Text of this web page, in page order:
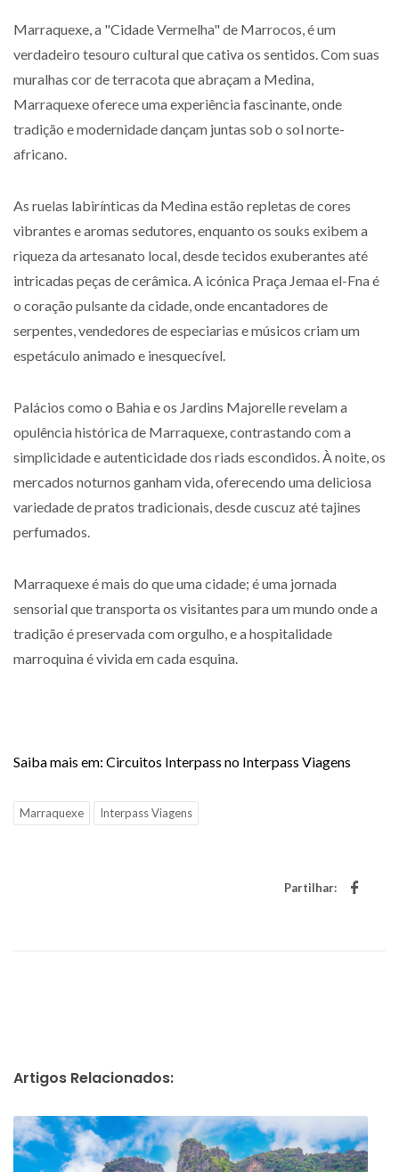
Marraquexe, a "Cidade Vermelha" de Marrocos, é um
verdadeiro tesouro cultural que cativa os sentidos. Com suas
muralhas cor de terracota que abraçam a Medina,
Marraquexe oferece uma experiência fascinante, onde
tradição e modernidade dançam juntas sob o sol norte-
africano.
As ruelas labirínticas da Medina estão repletas de cores
vibrantes e aromas sedutores, enquanto os souks exibem a
riqueza da artesanato local, desde tecidos exuberantes até
intricadas peças de cerâmica. A icónica Praça Jemaa el-Fna é
o coração pulsante da cidade, onde encantadores de
serpentes, vendedores de especiarias e músicos criam um
espetáculo animado e inesquecível.
Palácios como o Bahia e os Jardins Majorelle revelam a
opulência histórica de Marraquexe, contrastando com a
simplicidade e autenticidade dos riads escondidos. À noite, os
mercados noturnos ganham vida, oferecendo uma deliciosa
variedade de pratos tradicionais, desde cuscuz até tajines
perfumados.
Marraquexe é mais do que uma cidade; é uma jornada
sensorial que transporta os visitantes para um mundo onde a
tradição é preservada com orgulho, e a hospitalidade
marroquina é vivida em cada esquina.
Saiba mais em: Circuitos Interpass no Interpass Viagens
Marraquexe Interpass Viagens
Partilhar:
Artigos Relacionados: